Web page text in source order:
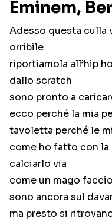
Eminem,
Adesso questa culla
orribile
riportiamola all’hip
dallo scratch
sono pronto a
ecco perché la mia
tavoletta perché le
come ho fatto con la
calciarlo via
come un mago
sono ancora sul
ma presto si